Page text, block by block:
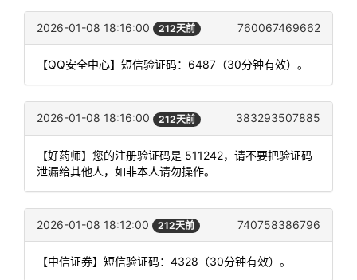
2026-01-08 18:16:00 212天前 760067469662
【QQ安全中心】短信验证码：6487（30分钟有效）。
2026-01-08 18:16:00 212天前 383293507885
【好药师】您的注册验证码是 511242，请不要把验证码
泄漏给其他人，如非本人请勿操作。
2026-01-08 18:12:00 212天前 740758386796
【中信证券】短信验证码：4328（30分钟有效）。